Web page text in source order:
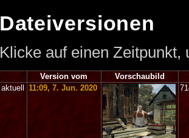
Dateiversionen
Klicke auf einen
Version vom
Vorschaubild
aktuell
11:09, 7. Jun. 2020